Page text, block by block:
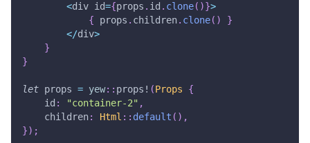
<div id={props . id . clone( )}>
{ props . children. clone( )
}
</div>
}
}
let props = yew:: props! (Props
{
    id
: "container-2" ,
    children
: Html :: default ( ) ,
}) ;